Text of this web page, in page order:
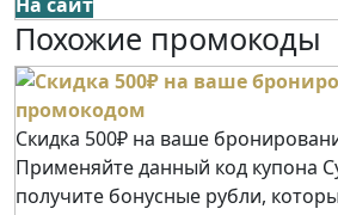
Похожие промокоды
Скидка 500₽ на ваше
Применяйте данный код купона
получите бонусные рубли,